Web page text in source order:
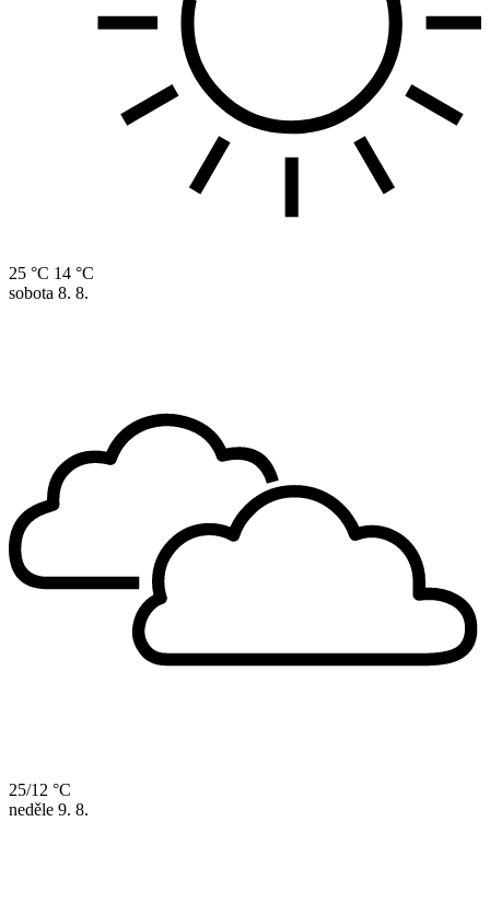
25 °C 14 °C
sobota 8. 8.
25/12 °C
neděle 9. 8.